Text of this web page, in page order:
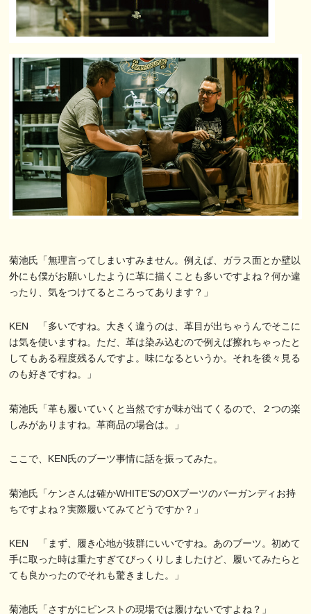
菊池氏「無理言ってしまいすみません。例えば、ガラス面とか壁以
外にも僕がお願いしたように革に描くことも多いですよね？何か違
ったり、気をつけてるところってあります？」
KEN 「多いですね。大きく違うのは、革目が出ちゃうんでそこに
は気を使いますね。ただ、革は染み込むので例えば擦れちゃったと
してもある程度残るんですよ。味になるというか。それを後々見る
のも好きですね。」
菊池氏「革も履いていくと当然ですが味が出てくるので、２つの楽
しみがありますね。革商品の場合は。」
ここで、KEN氏のブーツ事情に話を振ってみた。
菊池氏「ケンさんは確かWHITE’SのOXブーツのバーガンディお持
ちですよね？実際履いてみてどうですか？」
KEN 「まず、履き心地が抜群にいいですね。あのブーツ。初めて
手に取った時は重たすぎてびっくりしましたけど、履いてみたらと
ても良かったのでそれも驚きました。」
菊池氏「さすがにピンストの現場では履けないですよね？」